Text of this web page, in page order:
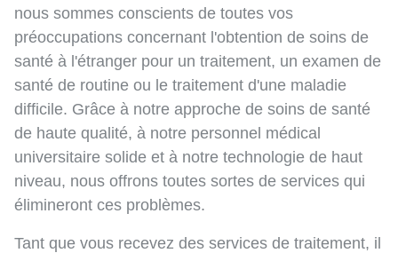
nous sommes conscients de toutes vos
préoccupations concernant l'obtention de soins de
santé à l'étranger pour un traitement, un examen de
santé de routine ou le traitement d'une maladie
difficile. Grâce à notre approche de soins de santé
de haute qualité, à notre personnel médical
universitaire solide et à notre technologie de haut
niveau, nous offrons toutes sortes de services qui
élimineront ces problèmes.
Tant que vous recevez des services de traitement, il